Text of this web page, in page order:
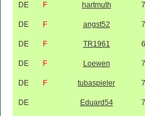
DE F hartmuth
DE F angst52
DE F TR1961
DE F Loewen
DE F tubaspieler
DE Eduard54